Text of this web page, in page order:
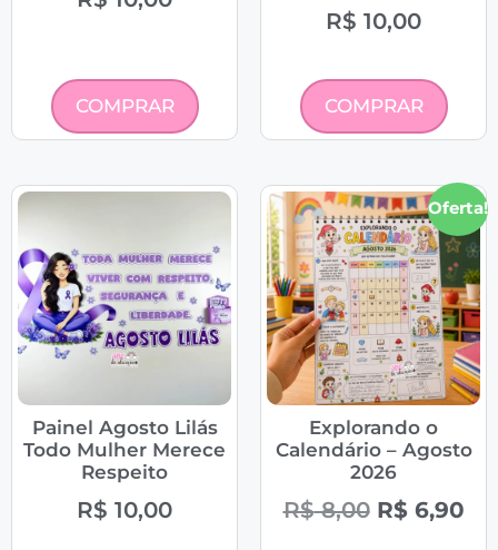
COMPRAR
R$ 10,00
COMPRAR
Painel Agosto Lilás
Todo Mulher Merece
Respeito
R$ 10,00
Oferta!
Explorando o
Calendário – Agosto
2026
R$8,00 R$6,90